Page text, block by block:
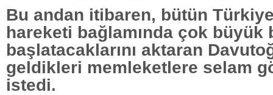
Bu andan itibaren, bütün
hareketi bağlamında çok
başlatacaklarını aktaran
geldikleri memleketlere selam
istedi.